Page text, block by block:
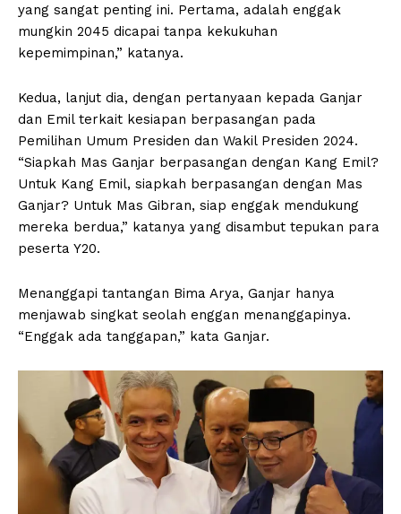
yang sangat penting ini. Pertama, adalah enggak
mungkin 2045 dicapai tanpa kekukuhan
kepemimpinan,” katanya.
Kedua, lanjut dia, dengan pertanyaan kepada Ganjar
dan Emil terkait kesiapan berpasangan pada
Pemilihan Umum Presiden dan Wakil Presiden 2024.
“Siapkah Mas Ganjar berpasangan dengan Kang Emil?
Untuk Kang Emil, siapkah berpasangan dengan Mas
Ganjar? Untuk Mas Gibran, siap enggak mendukung
mereka berdua,” katanya yang disambut tepukan para
peserta Y20.
Menanggapi tantangan Bima Arya, Ganjar hanya
menjawab singkat seolah enggan menanggapinya.
“Enggak ada tanggapan,” kata Ganjar.